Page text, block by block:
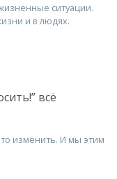
ситуации.
и в людях.
всё
изменить. И мы этим